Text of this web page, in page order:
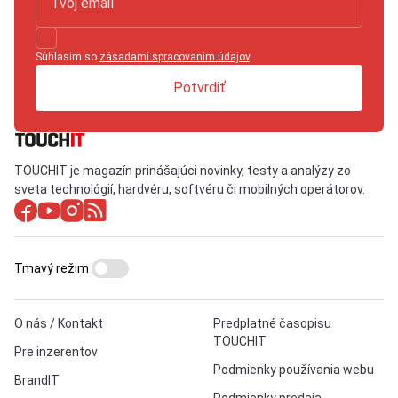
Súhlasím so zásadami spracovaním údajov.
Potvrdiť
TOUCHIT je magazín prinášajúci novinky, testy a analýzy zo
sveta technológií, hardvéru, softvéru či mobilných operátorov.
O nás / Kontakt
Pre inzerentov
BrandIT
Predplatné časopisu
TOUCHIT
Podmienky používania webu
Tmavý režim